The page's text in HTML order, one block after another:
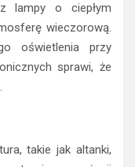
lampy o ciepłym
wieczorową.
oświetlenia przy
sprawi, że
takie jak altanki,